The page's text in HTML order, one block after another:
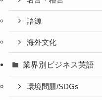
語源
海外文化
業界別ビジネス英語
環境問題/SDGs